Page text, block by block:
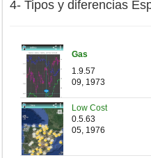
4- Tipos y diferencias
Gas
1.9.57
09, 1973
Low Cost
0.5.63
05, 1976